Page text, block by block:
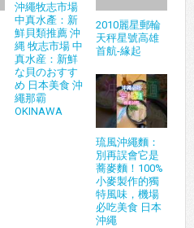
沖繩牧志市場
中真水產：新
鮮貝類推薦 沖
縄 牧志市場 中
真水産：新鮮
な貝のおすす
め 日本美食 沖
繩那霸
OKINAWA
2010麗星郵輪
天秤星號高雄
首航-緣起
琉風沖繩麵：
別再誤會它是
蕎麥麵！100%
小麥製作的獨
特風味，機場
必吃美食 日本
沖繩